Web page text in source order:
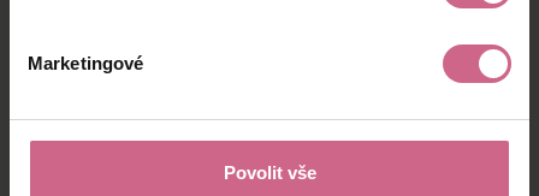
Marketingové
Povolit vše
Chcete si sáhnout na bohatství?
Těžte burzu s naším XDIGRem!
Registrovat se Vybrat slot